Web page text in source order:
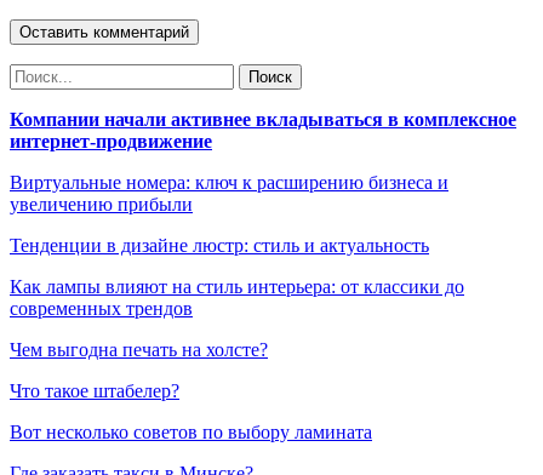
Компании начали активнее вкладываться в комплексное
интернет-продвижение
Виртуальные номера: ключ к расширению бизнеса и
увеличению прибыли
Тенденции в дизайне люстр: стиль и актуальность
Как лампы влияют на стиль интерьера: от классики до
современных трендов
Чем выгодна печать на холсте?
Что такое штабелер?
Вот несколько советов по выбору ламината